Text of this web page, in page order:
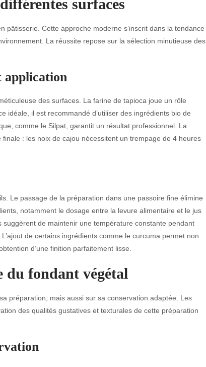
surfaces
pâtisserie. Cette approche moderne s’inscrit dans la tendance
La réussite repose sur la sélection minutieuse des
application
des surfaces. La farine de tapioca joue un rôle
idéale, il est recommandé d’utiliser des ingrédients bio de
comme le Silpat, garantit un résultat professionnel. La
: les noix de cajou nécessitent un trempage de 4 heures
Le passage de la préparation dans une passoire fine élimine
notamment le dosage entre la levure alimentaire et le jus
de maintenir une température constante pendant
de certains ingrédients comme le curcuma permet non
d’une finition parfaitement lisse.
du fondant végétal
préparation, mais aussi sur sa conservation adaptée. Les
des qualités gustatives et texturales de cette préparation